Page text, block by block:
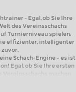
- Egal, ob Sie Ihre
des Vereinsschachs
Turnierniveau spielen:
effizienter, intelligenter
zuvor.
Schach-Engine – es ist
Egal, ob Sie Ihre ersten
machen
spielen: Mit
intelligenter und